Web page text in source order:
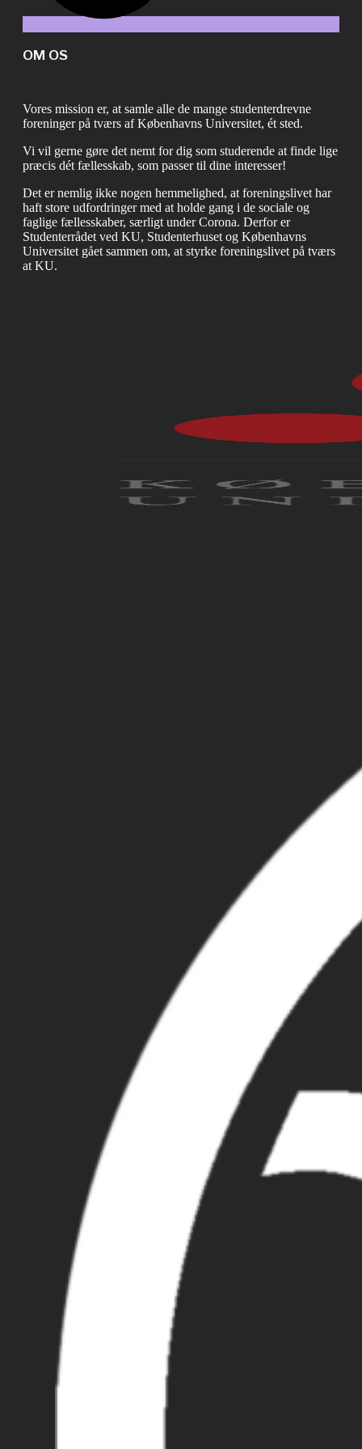
OM OS
Vores mission er, at samle alle de mange studenterdrevne
foreninger på tværs af Københavns Universitet, ét sted.
Vi vil gerne gøre det nemt for dig som studerende at finde lige
præcis dét fællesskab, som passer til dine interesser!
Det er nemlig ikke nogen hemmelighed, at foreningslivet har
haft store udfordringer med at holde gang i de sociale og
faglige fællesskaber, særligt under Corona. Derfor er
Studenterrådet ved KU, Studenterhuset og Københavns
Universitet gået sammen om, at styrke foreningslivet på tværs
at KU.